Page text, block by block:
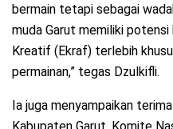
bermain tetapi sebagai
muda Garut memiliki
Kreatif (Ekraf) terlebih
permainan,” tegas Dzulkifli.
Ia juga menyampaikan